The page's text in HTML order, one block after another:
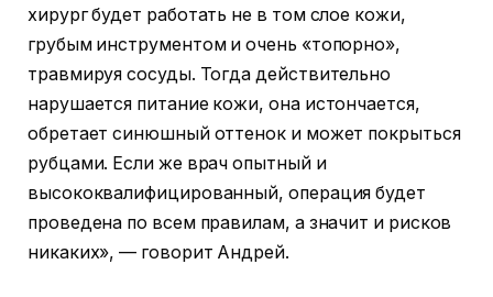
хирург будет работать не в том слое кожи,
грубым инструментом и очень «топорно»,
травмируя сосуды. Тогда действительно
нарушается питание кожи, она истончается,
обретает синюшный оттенок и может покрыться
рубцами. Если же врач опытный и
высококвалифицированный, операция будет
проведена по всем правилам, а значит и рисков
никаких», — говорит Андрей.